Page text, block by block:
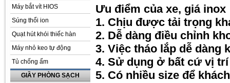
Máy bắt vít HIOS
Súng thổi ion
Quạt hút khói thiếc hàn
Máy nhỏ keo tự động
Tủ chống ẩm
GIẦY PHÒNG SẠCH
Ưu điểm của xe, giá inox
1. Chịu được tải trọng
2. Dễ dàng điều chỉnh
3. Việc tháo lắp dễ dàng
4. Sử dụng ở bất cứ vị
5. Có nhiều size để